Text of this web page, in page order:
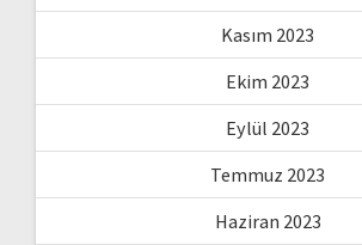
Kasım 2023
Ekim 2023
Eylül 2023
Temmuz 2023
Haziran 2023